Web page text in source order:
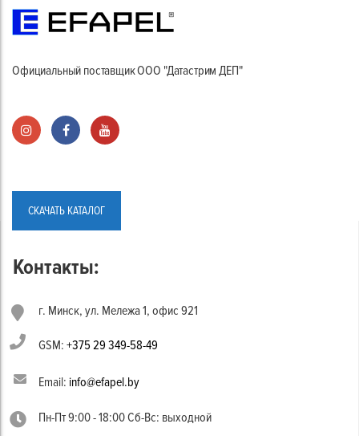
Официальный поставщик ООО "Датастрим ДЕП"
СКАЧАТЬ КАТАЛОГ
Контакты:
г. Минск, ул. Мележа 1, офис 921
GSM: +375 29 349-58-49
Email: info@efapel.by
Пн-Пт 9:00 - 18:00 Сб-Вс: выходной